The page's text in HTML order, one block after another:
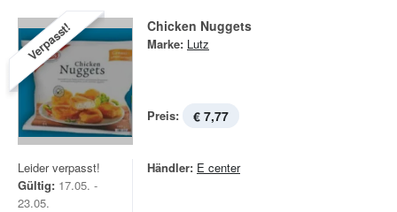
Verpasst! Chicken Nuggets
Marke: Lutz
Preis: € 7,77
Leider verpasst!
Gültig: 17.05. -
23.05.
Händler: E center